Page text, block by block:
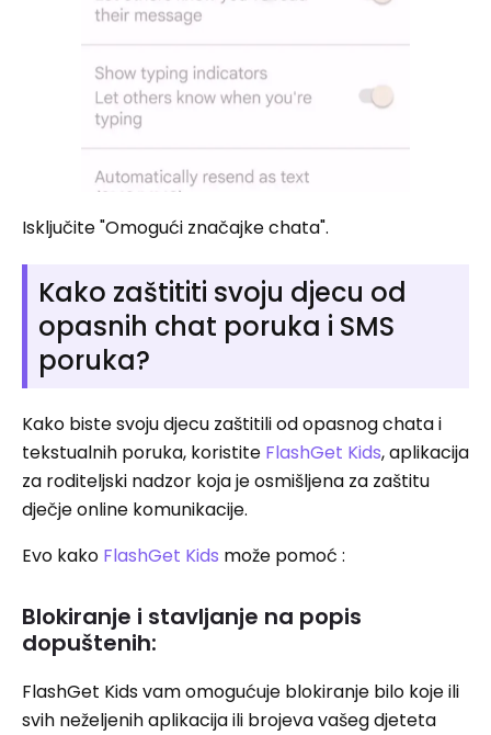
Isključite "Omogući značajke chata".
Kako zaštititi svoju djecu od
opasnih chat poruka i SMS
poruka?
Kako biste svoju djecu zaštitili od opasnog chata i
tekstualnih poruka, koristite FlashGet Kids, aplikacija
za roditeljski nadzor koja je osmišljena za zaštitu
dječje online komunikacije.
Evo kako FlashGet Kids može pomoć :
Blokiranje i stavljanje na popis
dopuštenih:
FlashGet Kids vam omogućuje blokiranje bilo koje ili
svih neželjenih aplikacija ili brojeva vašeg djeteta